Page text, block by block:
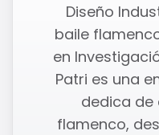
Diseño
baile
en
Patri es una
dedica de
flamenco,